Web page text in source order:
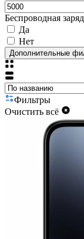
Беспроводная
Да
Нет
Дополнительные
Фильтры
Очистить всё